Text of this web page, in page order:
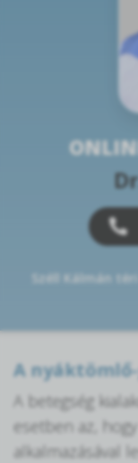
Széll Kálmán
A
A betegség
esetben az,
alkalmazásával